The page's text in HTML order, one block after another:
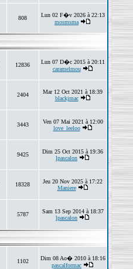
808
Lun 02 F�v 2026 à 22:13
mosmsma
12836
Lun 07 D�c 2015 à 20:11
caramelmou
2404
Mar 12 Oct 2021 à 18:39
blackjmac
3443
Ven 07 Mai 2021 à 12:00
love_leeloo
9425
Dim 25 Oct 2015 à 19:36
lpascalon
18328
Jeu 20 Nov 2025 à 17:22
Maniere
5787
Sam 13 Sep 2014 à 18:37
lpascalon
1102
Dim 08 Ao� 2010 à 18:16
pascalformac